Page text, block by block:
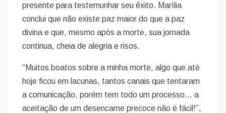
presente para testemunhar seu êxito. Marília
conclui que não existe paz maior do que a paz
divina e que, mesmo após a morte, sua jornada
continua, cheia de alegria e risos.
“Muitos boatos sobre a minha morte, algo que até
hoje ficou em lacunas, tantos canais que tentaram
a comunicação, porém tem todo um processo… a
aceitação de um desencarne precoce não é fácil!”,